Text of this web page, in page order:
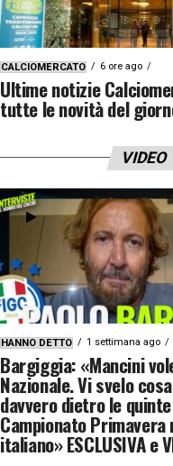
CALCIOMERCATO 6 ore ago
Ultime notizie
tutte le novità del
VIDEO
HANNO DETTO 1 settimana ago
Bargiggia: «Mancini
Nazionale. Vi svelo
davvero dietro le
Campionato
italiano» ESCLUSIVA e